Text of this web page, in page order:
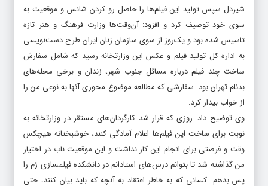
شیردل سپس تولید این فیلم‌ها را حاصل رو کردن شانس و موقعیت به
سوی خود توصیف کرد و افزود: آن‌وقت‌ها وزارت فرهنگ و هنر تازه
تاسیس شده بود و یک‌روز از سوی سازمان زنان ایران طرح دست‌نویسی
به اداره کل تولید فیلم و عکس این وزارتخانه رسید که شامل سفارش
ساخت چند فیلم درباره مسائل جنوب شهر، زندان و برخی محله‌های
بدنام تهران بود. سفارشی که مطالعه موضوع محوری آنها به نوعی من را
از خواب بیدار کرد.
وی توضیح داد: روزی که قرار شد کارگردان‌های مستقر در وزارتخانه به
نوبت برای ساخت این فیلم‌ها اعلام آمادگی کنند، خوشبختانه هیچکس
وقت و فرصتی برای انجام این کار نداشت و این موقعیت ناب در اختیار
من گذاشته شد تا بتوانم درس‌های استادانم در دانشکده فیلمسازی رُم را
پس بدهم. کسانی که به خاطر اعتقاد به آنچه که باید بیان کنند، حتی